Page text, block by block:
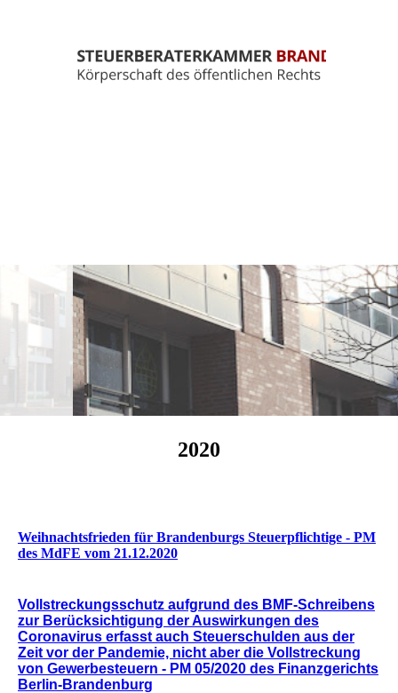
2020
Weihnachtsfrieden für Brandenburgs Steuerpflichtige - PM
des MdFE vom 21.12.2020
Vollstreckungsschutz aufgrund des BMF-Schreibens
zur Berücksichtigung der Auswirkungen des
Coronavirus erfasst auch Steuerschulden aus der
Zeit vor der Pandemie, nicht aber die Vollstreckung
von Gewerbesteuern - PM 05/2020 des Finanzgerichts
Berlin-Brandenburg